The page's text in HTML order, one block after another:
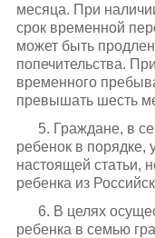
месяца. При
срок временной
может быть
попечительства.
временного
превышать шесть
5. Граждане, в
ребенок в порядке,
настоящей статьи,
ребенка из
6. В целях
ребенка в семью